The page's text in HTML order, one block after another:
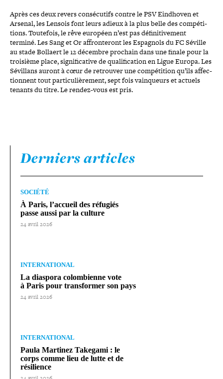
Après ces deux revers consé­cu­tifs contre le PSV Eindhoven et
Arsenal, les Lensois font leurs adieux à la plus belle des com­pé­ti­
tions. Toutefois, le rêve européen n’est pas défi­ni­ti­ve­ment
terminé. Les Sang et Or affron­te­ront les Espagnols du FC Séville
au stade Bollaert le 12 décembre prochain dans une finale pour la
troisième place, signi­fi­ca­tive de qua­li­fi­ca­tion en Ligue Europa. Les
Sévillans auront à cœur de retrouver une com­pé­ti­tion qu’ils affec­
tionnent tout par­ti­cu­liè­re­ment, sept fois vain­queurs et actuels
tenants du titre. Le rendez-​vous est pris.
Derniers articles
SOCIÉTÉ
À Paris, l’accueil des réfugiés
passe aussi par la culture
24 avril 2026
INTERNATIONAL
La diaspora colom­bienne vote
à Paris pour trans­for­mer son pays
24 avril 2026
INTERNATIONAL
Paula Martinez Takegami : le
corps comme lieu de lutte et de
résilience